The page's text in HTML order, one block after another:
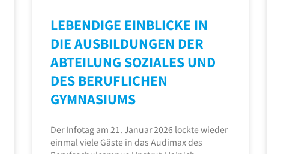
LEBENDIGE EINBLICKE IN
DIE AUSBILDUNGEN DER
ABTEILUNG SOZIALES UND
DES BERUFLICHEN
GYMNASIUMS
Der Infotag am 21. Januar 2026 lockte wieder
einmal viele Gäste in das Audimax des